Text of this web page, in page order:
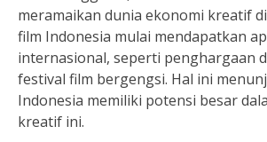
meramaikan dunia ekonomi kreatif
film Indonesia mulai mendapatkan
internasional, seperti penghargaan
festival film bergengsi. Hal ini
Indonesia memiliki potensi besar
kreatif ini.